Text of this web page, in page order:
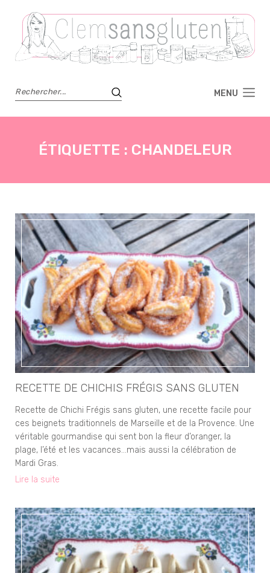
MENU
ÉTIQUETTE : CHANDELEUR
RECETTE DE CHICHIS FRÉGIS SANS GLUTEN
Recette de Chichi Frégis sans gluten, une recette facile pour
ces beignets traditionnels de Marseille et de la Provence. Une
véritable gourmandise qui sent bon la fleur d’oranger, la
plage, l’été et les vacances…mais aussi la célébration de
Mardi Gras.
Lire la suite